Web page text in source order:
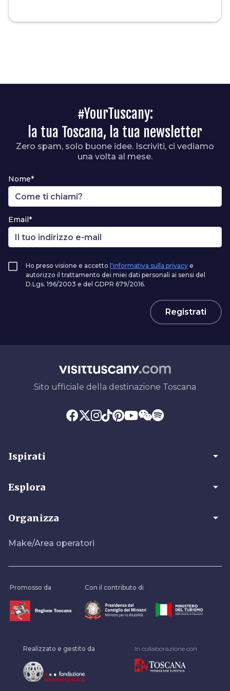
#YourTuscany:
la tua Toscana, la tua newsletter
Zero spam, solo buone idee. Iscriviti, ci vediamo
una volta al mese.
Nome*
Email*
Ho preso visione e accetto l'informativa sulla privacy e
autorizzo il trattamento dei miei dati personali ai sensi del
D.Lgs. 196/2003 e del GDPR 679/2016.
Registrati
Sito ufficiale della destinazione Toscana
Ispirati arrow_drop_down
Esplora arrow_drop_down
Organizza arrow_drop_down
Make/Area operatori
Promosso da Con il contributo di
Realizzato e gestito da In collaborazione con